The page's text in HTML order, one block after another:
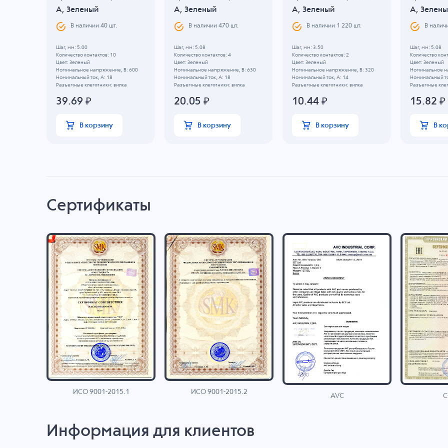
A, Зеленый
В наличии40 шт.
Шаг, мм: 5.00
Количество контактов: 10
Цвет: Зеленый
Номинальное напряжение, B: 600
Номинальный ток, А: 18
Разъемные клеммники: вилка
39.69 ₽
В корзину
A, Зеленый
В наличии470 шт.
Шаг, мм: 5.08
Количество контактов: 4
Цвет: Зеленый
Номинальное напряжение, B: 630
Номинальный ток, А: 18
Разъемные клеммники: вилка
20.05 ₽
В корзину
A, Зеленый
В наличии 1 220 шт.
Шаг, мм: 3.50
Количество контактов: 2
Цвет: Зеленый
Номинальное напряжение, B: 320
Номинальный ток, А: 14
Разъемные клеммники: вилка
10.44₽
В корзину
A,
В
Шаг, мм: 5.08
Количество
Цвет: Зеленый
Номинальное
Номинальный
Разъемные
15.82 ₽
В
Сертификаты
ИСО 9001-2015.1 ИСО 9001-2015.2
AVC
Информация для клиентов